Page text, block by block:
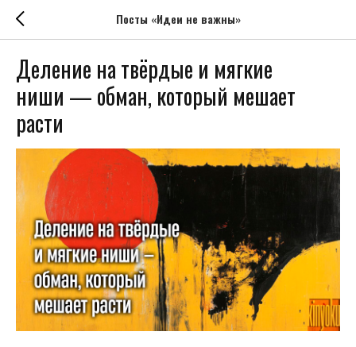
Посты «Идеи не важны»
Деление на твёрдые и мягкие
ниши — обман, который мешает
расти